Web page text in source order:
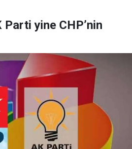
yine CHP’nin